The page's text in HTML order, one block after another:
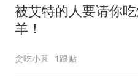
被艾特的人要请你
羊！
贪吃小芃 1跟贴